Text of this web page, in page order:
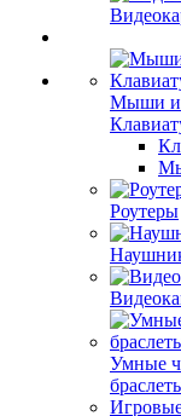
Мыши и
Роутеры
Умные